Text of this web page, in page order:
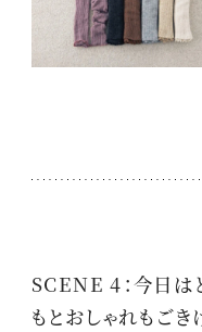
SCENE 4：今日は
もとおしゃれもごき